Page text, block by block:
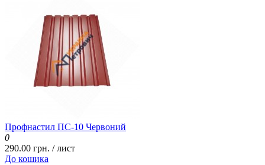
Профнастил ПС-10 Червоний
0
290.00 грн. / лист
До кошика